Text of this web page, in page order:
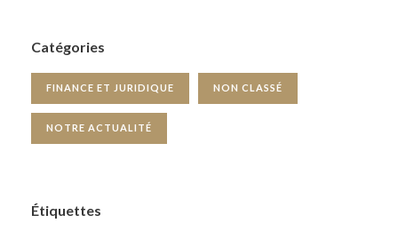
Catégories
FINANCE ET JURIDIQUE NON CLASSÉ
NOTRE ACTUALITÉ
Étiquettes